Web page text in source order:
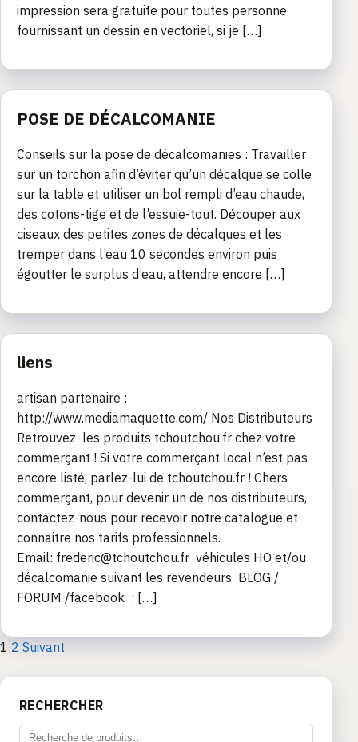
impression sera gratuite pour toutes personne
fournissant un dessin en vectoriel, si je […]
POSE DE DÉCALCOMANIE
Conseils sur la pose de décalcomanies : Travailler
sur un torchon afin d’éviter qu’un décalque se colle
sur la table et utiliser un bol rempli d’eau chaude,
des cotons-tige et de l’essuie-tout. Découper aux
ciseaux des petites zones de décalques et les
tremper dans l’eau 10 secondes environ puis
égoutter le surplus d’eau, attendre encore […]
liens
artisan partenaire :
http://www.mediamaquette.com/ Nos Distributeurs
Retrouvez les produits tchoutchou.fr chez votre
commerçant ! Si votre commerçant local n’est pas
encore listé, parlez-lui de tchoutchou.fr ! Chers
commerçant, pour devenir un de nos distributeurs,
contactez-nous pour recevoir notre catalogue et
connaitre nos tarifs professionnels.
Email: frederic@tchoutchou.fr véhicules HO et/ou
décalcomanie suivant les revendeurs BLOG /
FORUM /facebook : […]
Pagination
des
publications
1 2 Suivant
RECHERCHER
Recherche